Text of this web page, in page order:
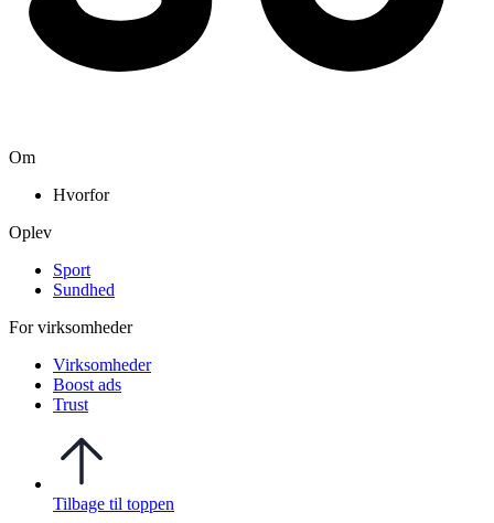
Om
Hvorfor
Oplev
Sport
Sundhed
For virksomheder
Virksomheder
Boost ads
Trust
Tilbage til toppen